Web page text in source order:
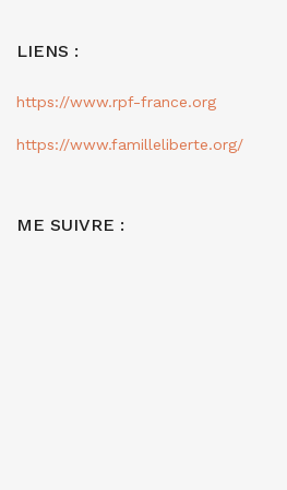
LIENS :
https://www.rpf-france.org
https://www.familleliberte.org/
ME SUIVRE :